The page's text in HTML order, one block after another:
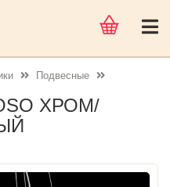
Подвесные
ХРОМ/